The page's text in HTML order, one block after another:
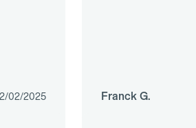
02/2025 Franck G.